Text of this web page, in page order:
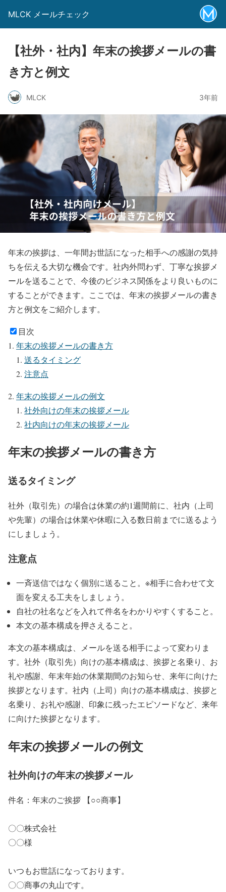
MLCK メールチェック
【社外・社内】年末の挨拶メールの書
き方と例文
MLCK 3年前
年末の挨拶は、一年間お世話になった相手への感謝の気持
ちを伝える大切な機会です。社内外問わず、丁寧な挨拶メ
ールを送ることで、今後のビジネス関係をより良いものに
することができます。ここでは、年末の挨拶メールの書き
方と例文をご紹介します。
目次
年末の挨拶メールの書き方
送るタイミング
注意点
年末の挨拶メールの例文
社外向けの年末の挨拶メール
社内向けの年末の挨拶メール
年末の挨拶メールの書き方
送るタイミング
社外（取引先）の場合は休業の約1週間前に、社内（上司
や先輩）の場合は休業や休暇に入る数日前までに送るよう
にしましょう。
注意点
一斉送信ではなく個別に送ること。※相手に合わせて文
面を変える工夫をしましょう。
自社の社名などを入れて件名をわかりやすくすること。
本文の基本構成を押さえること。
本文の基本構成は、メールを送る相手によって変わりま
す。社外（取引先）向けの基本構成は、挨拶と名乗り、お
礼や感謝、年末年始の休業期間のお知らせ、来年に向けた
挨拶となります。社内（上司）向けの基本構成は、挨拶と
名乗り、お礼や感謝、印象に残ったエピソードなど、来年
に向けた挨拶となります。
年末の挨拶メールの例文
社外向けの年末の挨拶メール
件名：年末のご挨拶 【○○商事】
〇〇株式会社
〇〇様
いつもお世話になっております。
〇〇商事の丸山です。